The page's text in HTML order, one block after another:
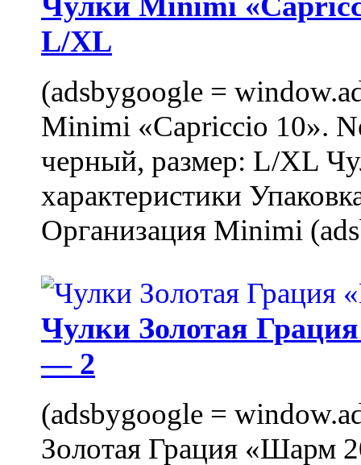
L/XL
(adsbygoogle =
Minimi «Capriccio 10».
черный, размер: L/XL
характеристики
Организация Minimi
Чулки Золотая
— 2
(adsbygoogle =
Золотая Грация «Шарм